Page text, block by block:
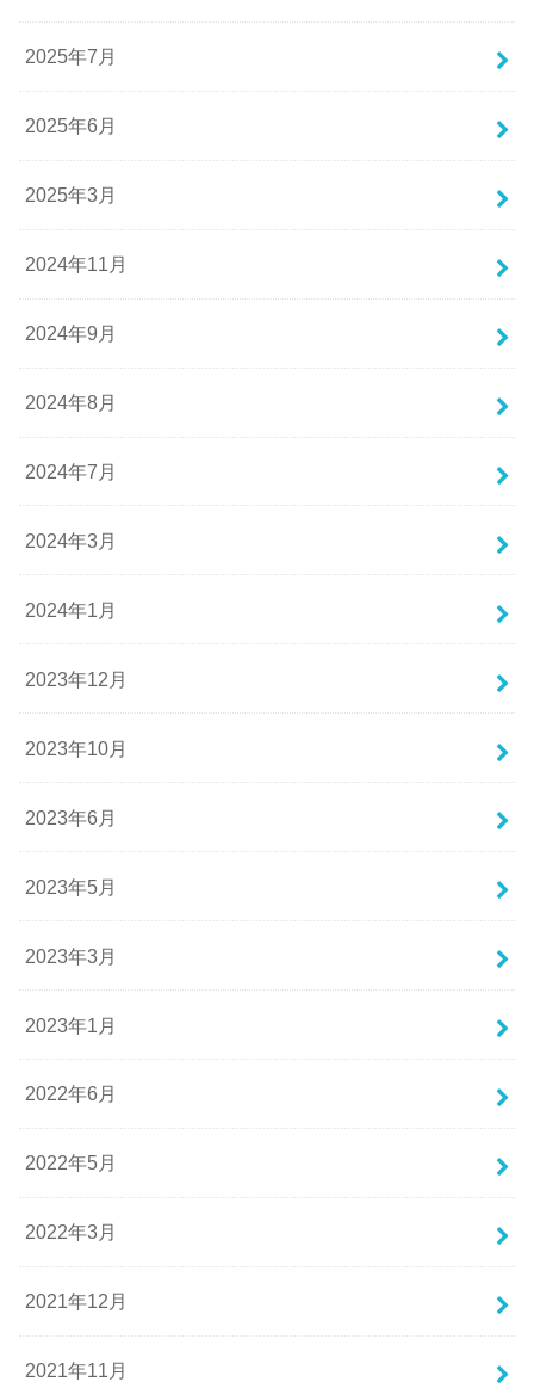
2025年7月
2025年6月
2025年3月
2024年11月
2024年9月
2024年8月
2024年7月
2024年3月
2024年1月
2023年12月
2023年10月
2023年6月
2023年5月
2023年3月
2023年1月
2022年6月
2022年5月
2022年3月
2021年12月
2021年11月